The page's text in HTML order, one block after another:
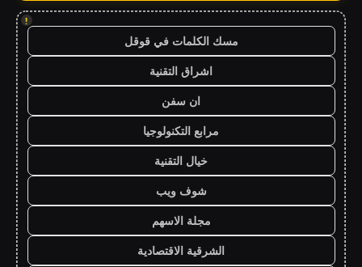
!
مسك الكلمات في قوقل
اشراق التقنية
ان سفن
مرابع التكنولوجيا
خيال التقنية
شوف ويب
مجلة الاسهم
الشرقية الاقتصادية